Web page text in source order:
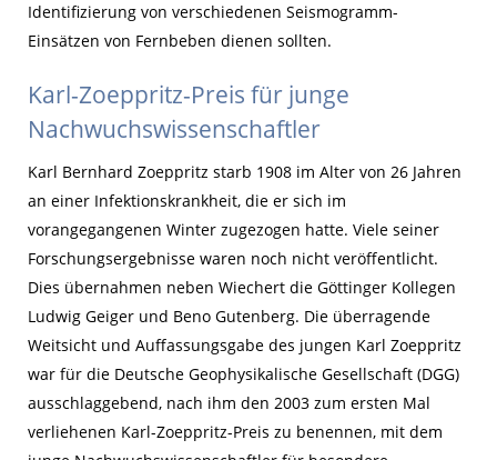
Identifizierung von verschiedenen Seismogramm-
Einsätzen von Fernbeben dienen sollten.
Karl-Zoeppritz-Preis für junge
Nachwuchswissenschaftler
Karl Bernhard Zoeppritz starb 1908 im Alter von 26 Jahren
an einer Infektionskrankheit, die er sich im
vorangegangenen Winter zugezogen hatte. Viele seiner
Forschungsergebnisse waren noch nicht veröffentlicht.
Dies übernahmen neben Wiechert die Göttinger Kollegen
Ludwig Geiger und Beno Gutenberg. Die überragende
Weitsicht und Auffassungsgabe des jungen Karl Zoeppritz
war für die Deutsche Geophysikalische Gesellschaft (DGG)
ausschlaggebend, nach ihm den 2003 zum ersten Mal
verliehenen Karl-Zoeppritz-Preis zu benennen, mit dem